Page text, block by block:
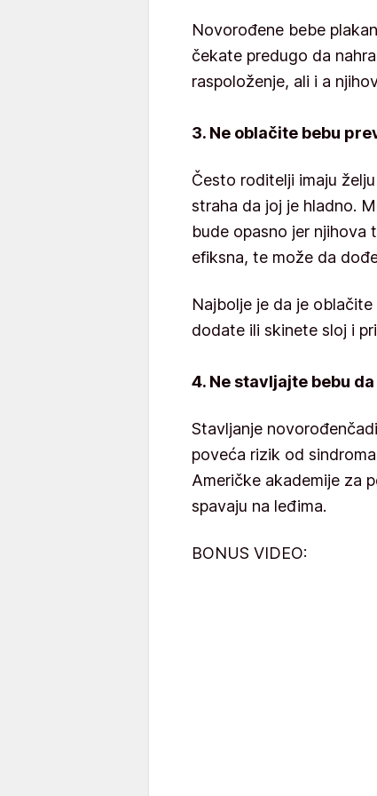
Novorođene bebe
čekate predugo da
raspoloženje, ali i a
3. Ne oblačite bebu
Često roditelji imaju
straha da joj je hladno.
bude opasno jer njihova
efiksna, te može da
Najbolje je da je
dodate ili skinete sloj i
4. Ne stavljajte bebu
Stavljanje
poveća rizik od
Američke akademije za
spavaju na leđima.
BONUS VIDEO: